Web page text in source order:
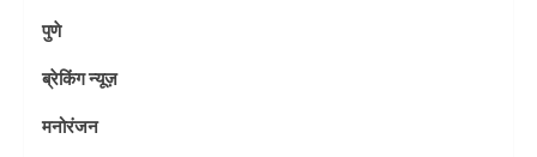
पुणे
ब्रेकिंग न्यूज़
मनोरंजन